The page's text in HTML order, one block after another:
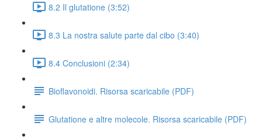
8.2 Il glutatione (3:52)
8.3 La nostra salute parte dal cibo (3:40)
8.4 Conclusioni (2:34)
Bioflavonoidi. Risorsa scaricabile (PDF)
Glutatione e altre molecole. Risorsa scaricabile (PDF)